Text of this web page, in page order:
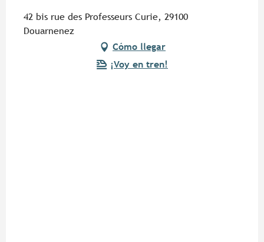
42 bis rue des Professeurs Curie, 29100
Douarnenez
Cómo llegar
¡Voy en tren!